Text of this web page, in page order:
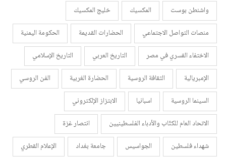
واشنطن بوست المكسيك
خليج المكسيك
منصات التواصل الاجتماعي
الحضارات القديمة
الحكومة اليمنية
الاختفاء القسري في مصر
التاريخ العربي
التاريخ الإسلامي
الإمبريالية
الثقافة الروسية الحضارة الغربية
الفن الروسي
السينما الروسية
اسبانيا
الابتزاز الإلكتروني
الاتحاد العام للكتّاب والأدباء الفلسطينيين
انتصار غزة
شهداء فلسطين
الجواسيس جامعة بغداد
الإعلام القطري